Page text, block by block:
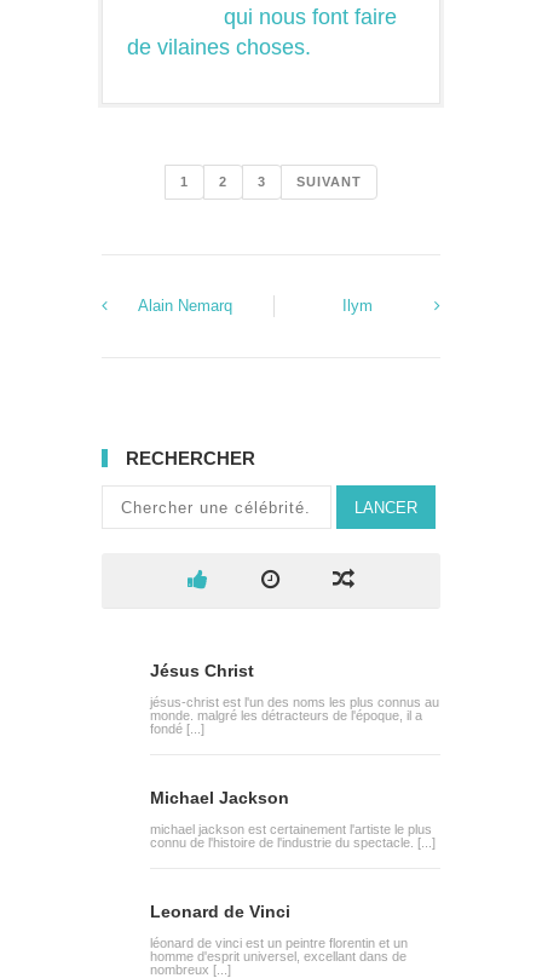
qui nous font faire
de vilaines choses.
1 2 3 SUIVANT
Alain Nemarq Ilym
RECHERCHER
LANCER
Jésus Christ
jésus-christ est l'un des noms les plus connus au
monde. malgré les détracteurs de l'époque, il a
fondé [...]
Michael Jackson
michael jackson est certainement l'artiste le plus
connu de l'histoire de l'industrie du spectacle. [...]
Leonard de Vinci
léonard de vinci est un peintre florentin et un
homme d'esprit universel, excellant dans de
nombreux [...]